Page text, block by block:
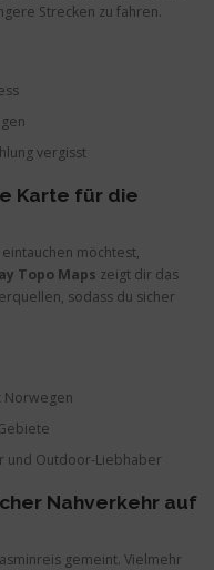
Strecken zu fahren.
vergisst
Karte für die
möchtest,
Topo Maps zeigt dir das
sodass du sicher
Norwegen
und Outdoor-Liebhaber
Nahverkehr auf
gemeint. Vielmehr